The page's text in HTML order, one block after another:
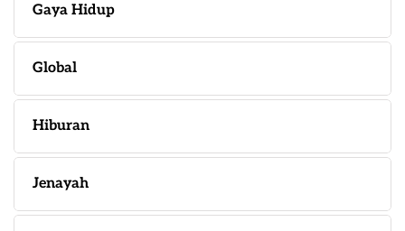
Gaya Hidup
Global
Hiburan
Jenayah